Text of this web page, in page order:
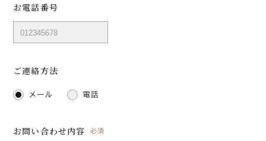
お電話番号
ご連絡方法
メール 電話
お問い合わせ内容 必須